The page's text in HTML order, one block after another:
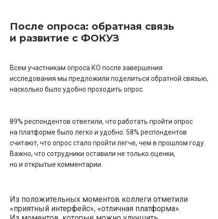
После опроса: обратная связь
и развитие с ФОКУЗ
Всем участникам опроса КО после завершения
исследования мы предложили поделиться обратной связью,
насколько было удобно проходить опрос.
89% респондентов ответили, что работать пройти опрос
на платформе было легко и удобно. 58% респондентов
считают, что опрос стало пройти легче, чем в прошлом году.
Важно, что сотрудники оставили не только оценки,
но и открытые комментарии.
Из положительных моментов коллеги отметили
«приятный интерфейс», «отличная платформа».